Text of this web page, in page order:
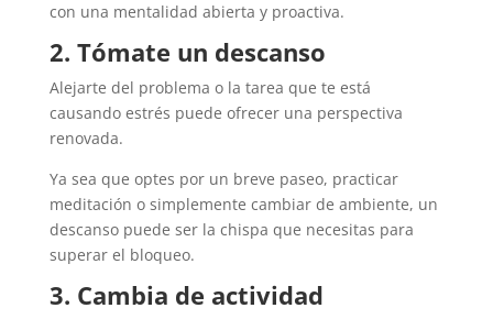
con una mentalidad abierta y proactiva.
2. Tómate un descanso
Alejarte del problema o la tarea que te está
causando estrés puede ofrecer una perspectiva
renovada.
Ya sea que optes por un breve paseo, practicar
meditación o simplemente cambiar de ambiente, un
descanso puede ser la chispa que necesitas para
superar el bloqueo.
3. Cambia de actividad